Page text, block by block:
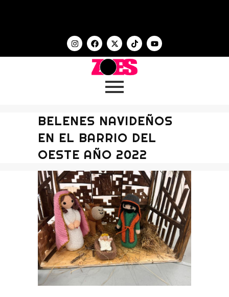
BELENES NAVIDEÑOS
EN EL BARRIO DEL
OESTE AÑO 2022